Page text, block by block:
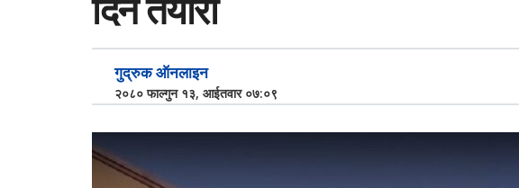
दिने तयारी
गुद्रुक ऑनलाइन
२०८० फाल्गुन १३, आईतवार ०७:०९